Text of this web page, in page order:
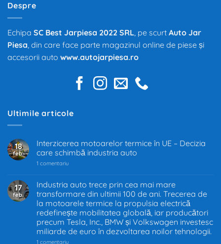
Despre
Echipa SC Best Jarpiesa 2022 SRL, pe scurt Auto Jar
Piesa, din care face parte magazinul online de piese și
accesorii auto www.autojarpiesa.ro
Ultimile articole
18
feb.
Interzicerea motoarelor termice în UE – Decizia
care schimbă industria auto
1 comentariula
termice
în
UE
–
Decizia
care
schimbă
industria
auto
17
feb.
Industria auto trece prin cea mai mare
transformare din ultimii 100 de ani. Trecerea de
la motoarele termice la propulsia electrică
redefinește mobilitatea globală, iar producători
precum Tesla, Inc., BMW și Volkswagen investesc
miliarde de euro în dezvoltarea noilor tehnologii.
1 comentariula